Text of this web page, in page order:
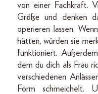
von einer Fachkraft.
Größe und denken
operieren lassen.
hätten, würden sie
funktioniert.
dem du dich als Frau
verschiedenen
Form schmeichelt.